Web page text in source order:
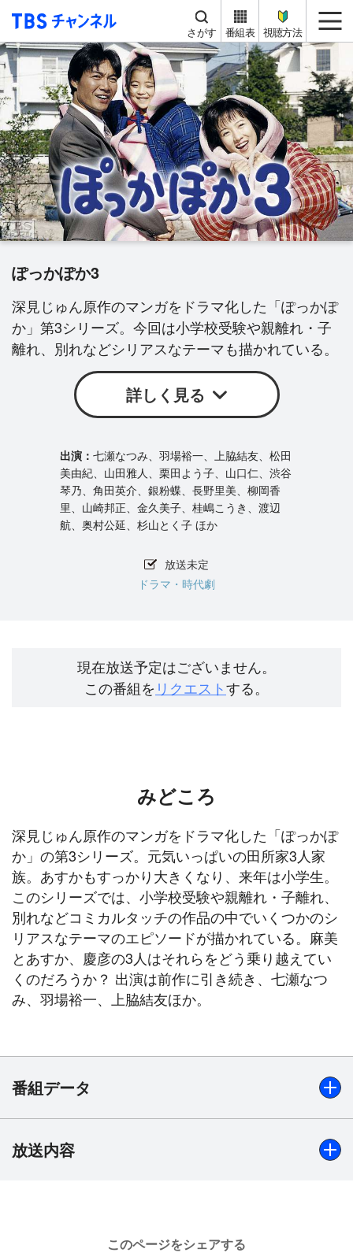
TBS チャンネル
さがす 番組表 視聴方法
ぽっかぽか3
深見じゅん原作のマンガをドラマ化した「ぽっかぽ
か」第3シリーズ。今回は小学校受験や親離れ・子
離れ、別れなどシリアスなテーマも描かれている。
詳しく見る
七瀬なつみ、羽場裕一、上脇結友、松田
美由紀、山田雅人、栗田よう子、山口仁、渋谷
琴乃、角田英介、銀粉蝶、長野里美、柳岡香
里、山崎邦正、金久美子、桂嶋こうき、渡辺
航、奥村公延、杉山とく子 ほか
放送未定
ドラマ・時代劇
現在放送予定はございません。
この番組を リクエストする。
みどころ
深見じゅん原作のマンガをドラマ化した「ぽっかぽ
か」の第3シリーズ。元気いっぱいの田所家3人家
族。あすかもすっかり大きくなり、来年は小学生。
このシリーズでは、小学校受験や親離れ・子離れ、
別れなどコミカルタッチの作品の中でいくつかのシ
リアスなテーマのエピソードが描かれている。麻美
とあすか、慶彦の3人はそれらをどう乗り越えてい
くのだろうか？ 出演は前作に引き続き、七瀬なつ
み、羽場裕一、上脇結友ほか。
番組データ
出演
渡辺航、奥村公延、杉山とく子 ほか
放送内容
このページをシェアする